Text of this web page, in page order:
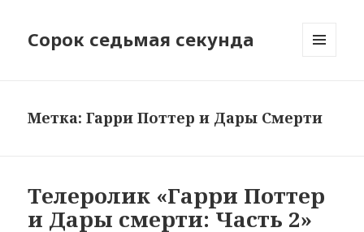
Сорок седьмая секунда
Метка:Гарри Поттер и Дары Смерти
Телеролик «Гарри Поттер
и Дары смерти: Часть 2»